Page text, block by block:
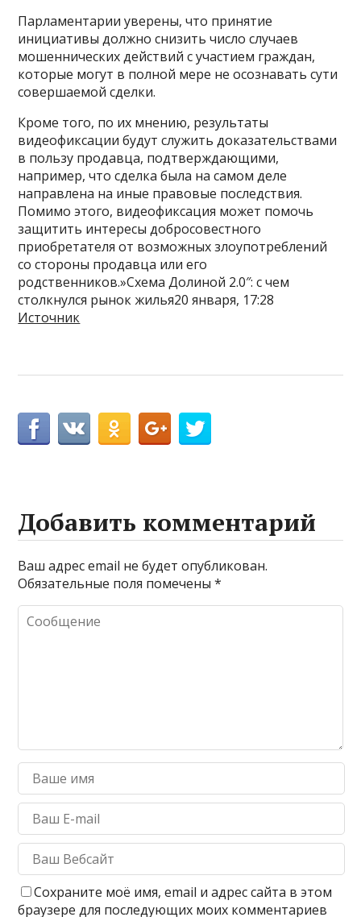
Парламентарии уверены, что принятие
инициативы должно снизить число случаев
мошеннических действий с участием граждан,
которые могут в полной мере не осознавать сути
совершаемой сделки.
Кроме того, по их мнению, результаты
видеофиксации будут служить доказательствами
в пользу продавца, подтверждающими,
например, что сделка была на самом деле
направлена на иные правовые последствия.
Помимо этого, видеофиксация может помочь
защитить интересы добросовестного
приобретателя от возможных злоупотреблений
со стороны продавца или его
родственников.»Схема Долиной 2.0″: с чем
столкнулся рынок жилья20 января, 17:28
Источник
Добавить комментарий
Ваш адрес email не будет опубликован.
Обязательные поля помечены*
Сохраните моё имя, email и адрес сайта в этом
браузере для последующих моих комментариев